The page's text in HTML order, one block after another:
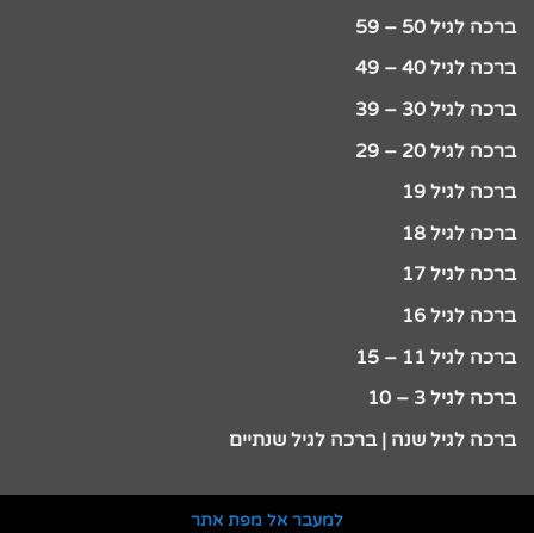
ברכה לגיל 50 – 59
ברכה לגיל 40 – 49
ברכה לגיל 30 – 39
ברכה לגיל 20 – 29
ברכה לגיל 19
ברכה לגיל 18
ברכה לגיל 17
ברכה לגיל 16
ברכה לגיל 11 – 15
ברכה לגיל 3 – 10
ברכה לגיל שנה | ברכה לגיל שנתיים
למעבר אל מפת אתר